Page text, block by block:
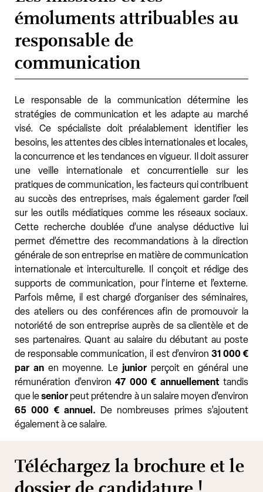
émoluments attribuables au
responsable de
communication
Le responsable de la communication détermine les
stratégies de communication et les adapte au marché
visé. Ce spécialiste doit préalablement identifier les
besoins, les attentes des cibles internationales et locales,
la concurrence et les tendances en vigueur. Il doit assurer
une veille internationale et concurrentielle sur les
pratiques de communication, les facteurs qui contribuent
au succès des entreprises, mais également garder l’œil
sur les outils médiatiques comme les réseaux sociaux.
Cette recherche doublée d’une analyse déductive lui
permet d’émettre des recommandations à la direction
générale de son entreprise en matière de communication
internationale et interculturelle. Il conçoit et rédige des
supports de communication, pour l’interne et l’externe.
Parfois même, il est chargé d’organiser des séminaires,
des ateliers ou des conférences afin de promouvoir la
notoriété de son entreprise auprès de sa clientèle et de
ses partenaires. Quant au salaire du débutant au poste
de responsable communication, il est d’environ 31 000 €
par anen moyenne. Le juniorperçoit en général une
rémunération d’environ 47 000 € annuellementtandis
que lesenior peut prétendre à un salaire moyen d’environ
65 000 € annuel. De nombreuses primes s’ajoutent
également à ce salaire.
Téléchargez la brochure et le